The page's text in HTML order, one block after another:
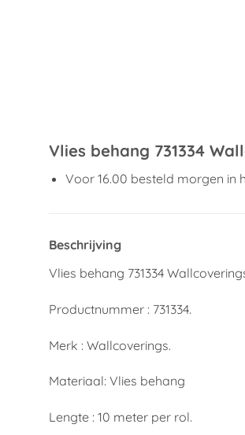
Vlies behang 731334
Voor 16.00 besteld morgen in
Beschrijving
Vlies behang 731334
Productnummer : 731334.
Merk : Wallcoverings.
Materiaal: Vlies behang
Lengte : 10 meter per rol.